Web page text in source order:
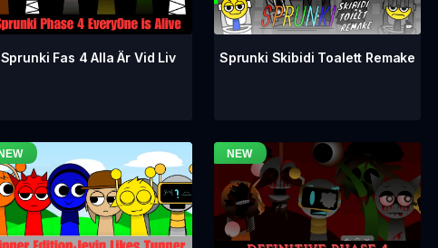
Sprunki Fas 4 Alla Är Vid Liv Sprunki Skibidi Toalett Remake